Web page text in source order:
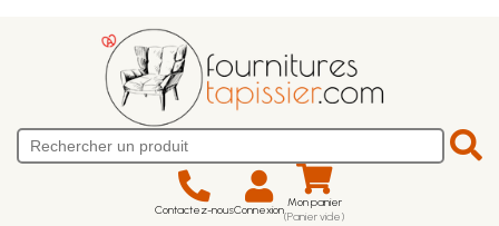
Contactez-nousConnexion Mon panier
(Panier vide)